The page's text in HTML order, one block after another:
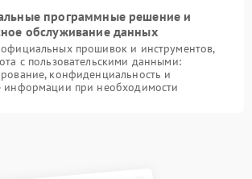
программные решение и
обслуживание данных
прошивок и инструментов,
с пользовательскими данными:
конфиденциальность и
информации при необходимости